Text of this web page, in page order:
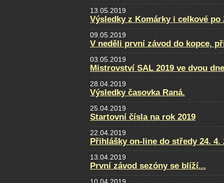
13.05.2019
Výsledky z Komárky i celkové po
09.05.2019
V neděli první závod do kopce,
03.05.2019
Mistrovství SAL 2019 ve dvou
28.04.2019
Výsledky časovka Raná.
25.04.2019
Startovní čísla na rok 2019
22.04.2019
Přihlášky on-line do středy 24. 4.
13.04.2019
První závod sezóny se blíží...